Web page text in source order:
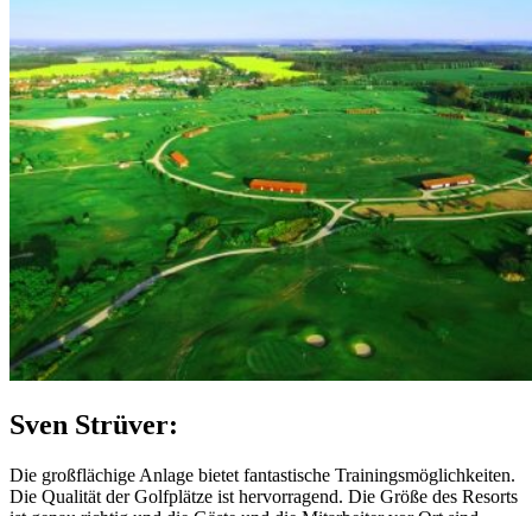
Sven Strüver:
Die großflächige Anlage bietet fantastische Trainingsmöglichkeiten.
Die Qualität der Golfplätze ist hervorragend. Die Größe des Resorts